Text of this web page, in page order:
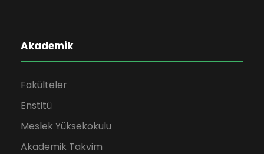
Akademik
Fakülteler
Enstitü
Meslek Yüksekokulu
Akademik Takvim